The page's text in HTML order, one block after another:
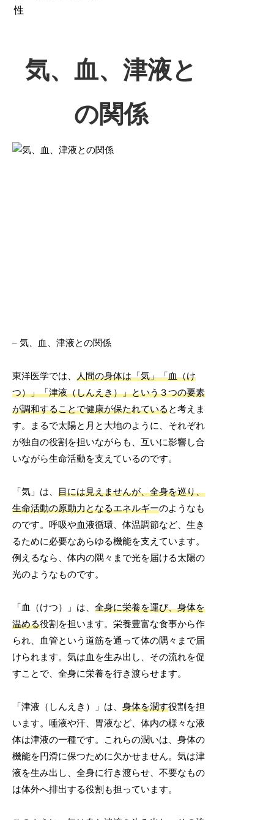
性
気、血、津液と
の関係
– 気、血、津液との関係
東洋医学では、人間の身体は「気」「血（け
つ）」「津液（しんえき）」という３つの要素
が調和することで健康が保たれていると考えま
す。まるで太陽と月と大地のように、それぞれ
が独自の役割を担いながらも、互いに影響し合
いながら生命活動を支えているのです。
「気」は、目には見えませんが、全身を巡り、
生命活動の原動力となるエネルギーのようなも
のです。呼吸や血液循環、体温調節など、生き
るために必要なあらゆる機能を支えています。
例えるなら、体内の隅々まで光を届ける太陽の
光のようなものです。
「血（けつ）」は、全身に栄養を運び、身体を
温める役割を担います。栄養豊富な食事から作
られ、血管という道筋を通って体の隅々まで届
けられます。気は血を生み出し、その流れを促
すことで、全身に栄養を行き渡らせます。
「津液（しんえき）」は、身体を潤す役割を担
います。唾液や汗、胃液など、体内の様々な液
体は津液の一種です。これらの潤いは、身体の
機能を円滑に保つために欠かせません。気は津
液を生み出し、全身に行き渡らせ、不要なもの
は体外へ排出する役割も担っています。